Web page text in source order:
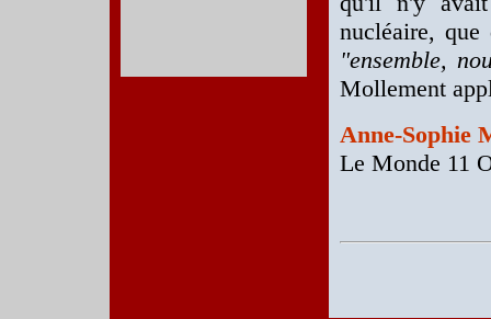
nucléaire,
"ensemble,
Mollement
Anne-Sophie
Le Monde 11